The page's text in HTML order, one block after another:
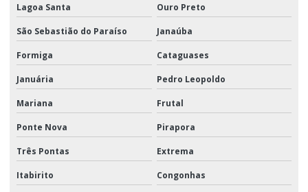
Lagoa Santa Ouro Preto
São Sebastião do Paraíso Janaúba
Formiga Cataguases
Januária Pedro Leopoldo
Mariana Frutal
Ponte Nova Pirapora
Três Pontas Extrema
Itabirito Congonhas